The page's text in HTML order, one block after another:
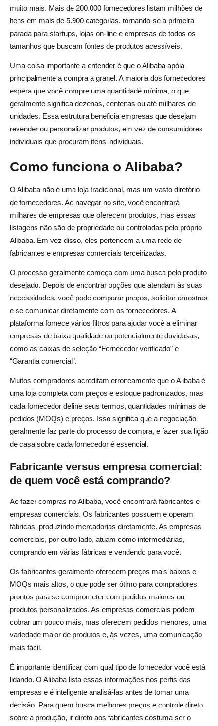
muito mais. Mais de 200.000 fornecedores listam milhões de
itens em mais de 5.900 categorias, tornando-se a primeira
parada para startups, lojas on-line e empresas de todos os
tamanhos que buscam fontes de produtos acessíveis.
Uma coisa importante a entender é que o Alibaba apóia
principalmente a compra a granel. A maioria dos fornecedores
espera que você compre uma quantidade mínima, o que
geralmente significa dezenas, centenas ou até milhares de
unidades. Essa estrutura beneficia empresas que desejam
revender ou personalizar produtos, em vez de consumidores
individuais que procuram itens individuais.
Como funciona o Alibaba?
O Alibaba não é uma loja tradicional, mas um vasto diretório
de fornecedores. Ao navegar no site, você encontrará
milhares de empresas que oferecem produtos, mas essas
listagens não são de propriedade ou controladas pelo próprio
Alibaba. Em vez disso, eles pertencem a uma rede de
fabricantes e empresas comerciais terceirizadas.
O processo geralmente começa com uma busca pelo produto
desejado. Depois de encontrar opções que atendam às suas
necessidades, você pode comparar preços, solicitar amostras
e se comunicar diretamente com os fornecedores. A
plataforma fornece vários filtros para ajudar você a eliminar
empresas de baixa qualidade ou potencialmente duvidosas,
como as caixas de seleção “Fornecedor verificado” e
“Garantia comercial”.
Muitos compradores acreditam erroneamente que o Alibaba é
uma loja completa com preços e estoque padronizados, mas
cada fornecedor define seus termos, quantidades mínimas de
pedidos (MOQs) e preços. Isso significa que a negociação
geralmente faz parte do processo de compra, e fazer sua lição
de casa sobre cada fornecedor é essencial.
Fabricante versus empresa comercial:
de quem você está comprando?
Ao fazer compras no Alibaba, você encontrará fabricantes e
empresas comerciais. Os fabricantes possuem e operam
fábricas, produzindo mercadorias diretamente. As empresas
comerciais, por outro lado, atuam como intermediárias,
comprando em várias fábricas e vendendo para você.
Os fabricantes geralmente oferecem preços mais baixos e
MOQs mais altos, o que pode ser ótimo para compradores
prontos para se comprometer com pedidos maiores ou
produtos personalizados. As empresas comerciais podem
cobrar um pouco mais, mas oferecem pedidos menores, uma
variedade maior de produtos e, às vezes, uma comunicação
mais fácil.
É importante identificar com qual tipo de fornecedor você está
lidando. O Alibaba lista essas informações nos perfis das
empresas e é inteligente analisá-las antes de tomar uma
decisão. Para quem busca melhores preços e controle direto
sobre a produção, ir direto aos fabricantes costuma ser o